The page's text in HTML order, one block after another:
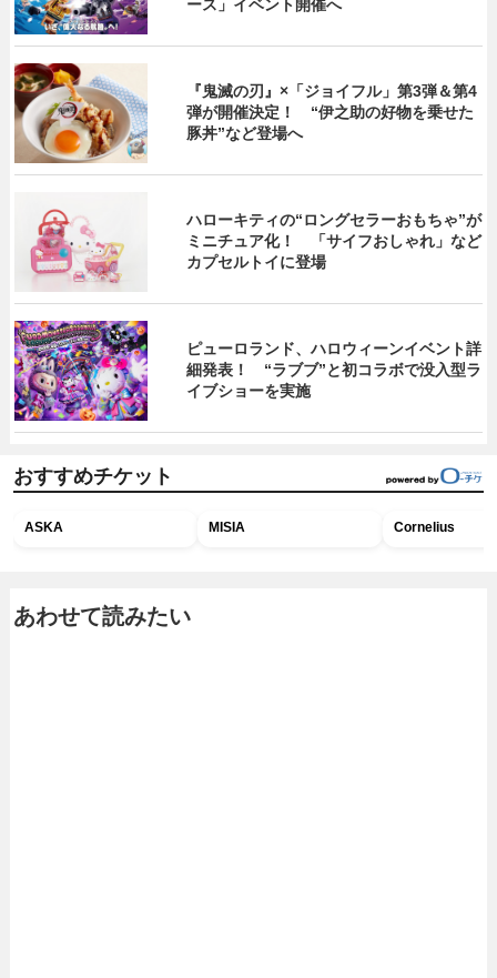
ース」イベント開催へ
『鬼滅の刃』×「ジョイフル」第3弾＆第4
弾が開催決定！ “伊之助の好物を乗せた
豚丼”など登場へ
ハローキティの“ロングセラーおもちゃ”が
ミニチュア化！ 「サイフおしゃれ」など
カプセルトイに登場
ピューロランド、ハロウィーンイベント詳
細発表！ “ラブブ”と初コラボで没入型ラ
イブショーを実施
おすすめチケット
ASKA MISIA Cornelius
あわせて読みたい